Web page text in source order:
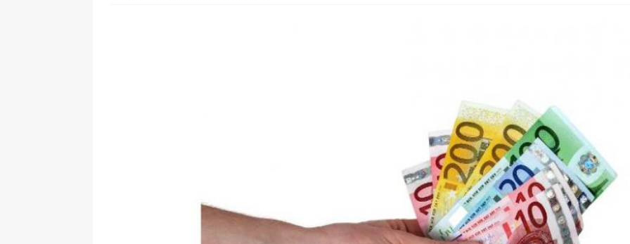
Wahlfreiheit der Verbraucher gestärkt – Gerichtsurteil zu Apple